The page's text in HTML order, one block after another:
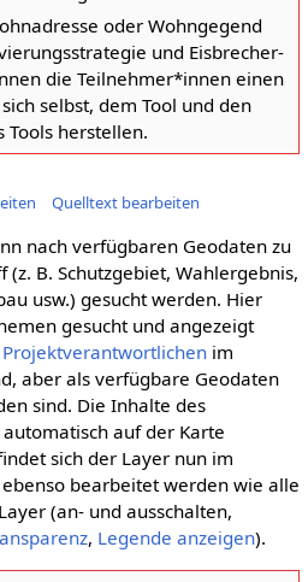
oder Wohngegend
und Eisbrecher-
die Teilnehmer*innen einen
selbst, dem Tool und den
herstellen.
Quelltext bearbeiten
nach verfügbaren Geodaten zu
B. Schutzgebiet, Wahlergebnis,
usw.) gesucht werden. Hier
gesucht und angezeigt
Projektverantwortlichenim
aber als verfügbare Geodaten
sind. Die Inhalte des
auf der Karte
sich der Layer nun im
bearbeitet werden wie alle
(an- und ausschalten,
, Legende anzeigen).